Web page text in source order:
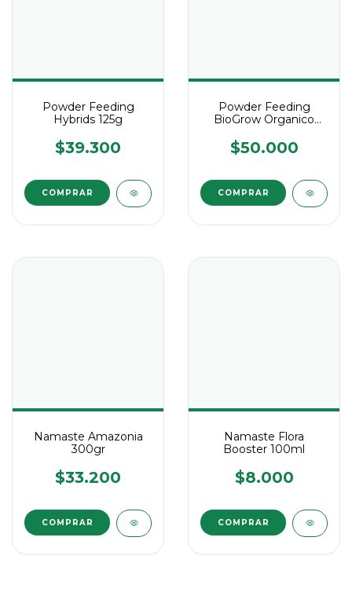
Powder Feeding
Hybrids 125g
$39.300
Powder Feeding
BioGrow Organico
$50.000
Namaste Amazonia
300gr
$33.200
Namaste Flora
Booster 100ml
$8.000